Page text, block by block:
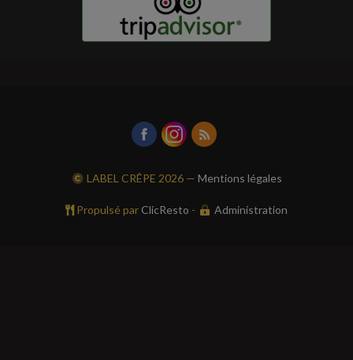
LABEL CRÊPE 2026 —Mentions légales
Propulsé par ClicResto - Administration